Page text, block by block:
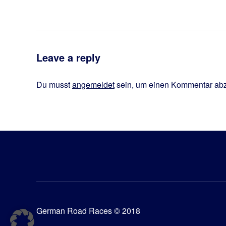
Leave a reply
Du musstangemeldetsein, um einen Kommentar
German Road Races © 2018